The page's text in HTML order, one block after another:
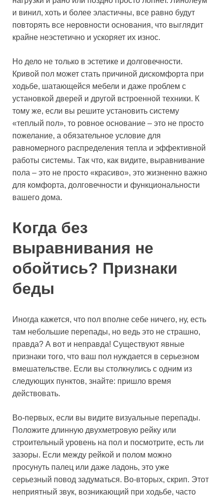
и винил, хоть и более эластичны, все равно будут
повторять все неровности основания, что выглядит
крайне неэстетично и ускоряет их износ.
Но дело не только в эстетике и долговечности.
Кривой пол может стать причиной дискомфорта при
ходьбе, шатающейся мебели и даже проблем с
установкой дверей и другой встроенной техники. К
тому же, если вы решите установить систему
«теплый пол», то ровное основание – это не просто
пожелание, а обязательное условие для
равномерного распределения тепла и эффективной
работы системы. Так что, как видите, выравнивание
пола – это не просто «красиво», это жизненно важно
для комфорта, долговечности и функциональности
вашего дома.
Когда без
выравнивания не
обойтись? Признаки
беды
Иногда кажется, что пол вполне себе ничего, ну, есть
там небольшие перепады, но ведь это не страшно,
правда? А вот и неправда! Существуют явные
признаки того, что ваш пол нуждается в серьезном
вмешательстве. Если вы столкнулись с одним из
следующих пунктов, знайте: пришло время
действовать.
Во-первых, если вы видите визуальные перепады.
Положите длинную двухметровую рейку или
строительный уровень на пол и посмотрите, есть ли
зазоры. Если между рейкой и полом можно
просунуть палец или даже ладонь, это уже
серьезный повод задуматься. Во-вторых, скрип. Этот
неприятный звук, возникающий при ходьбе, часто